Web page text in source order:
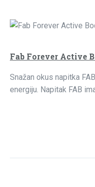
Fab Forever Active
Snažan okus napitka
energiju. Napitak FAB